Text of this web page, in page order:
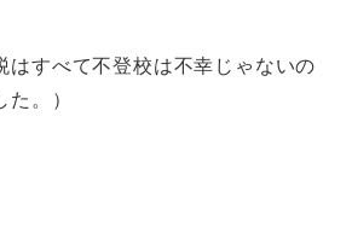
はすべて不登校は不幸じゃないの
。）